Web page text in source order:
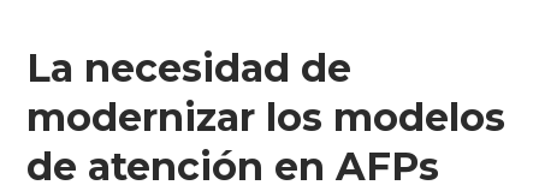
La necesidad de
modernizar los modelos
de atención en AFPs